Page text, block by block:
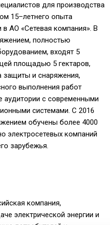
для производства
15–летнего опыта
в АО «Сетевая компания». В
, полностью
входят 5
площадью 5 гектаров,
защиты и снаряжения,
выполнения работ
аудитории с современными
системами. С 2016
обучены более 4000
электросетевых компаний
зарубежья.
компания,
электрической энергии и